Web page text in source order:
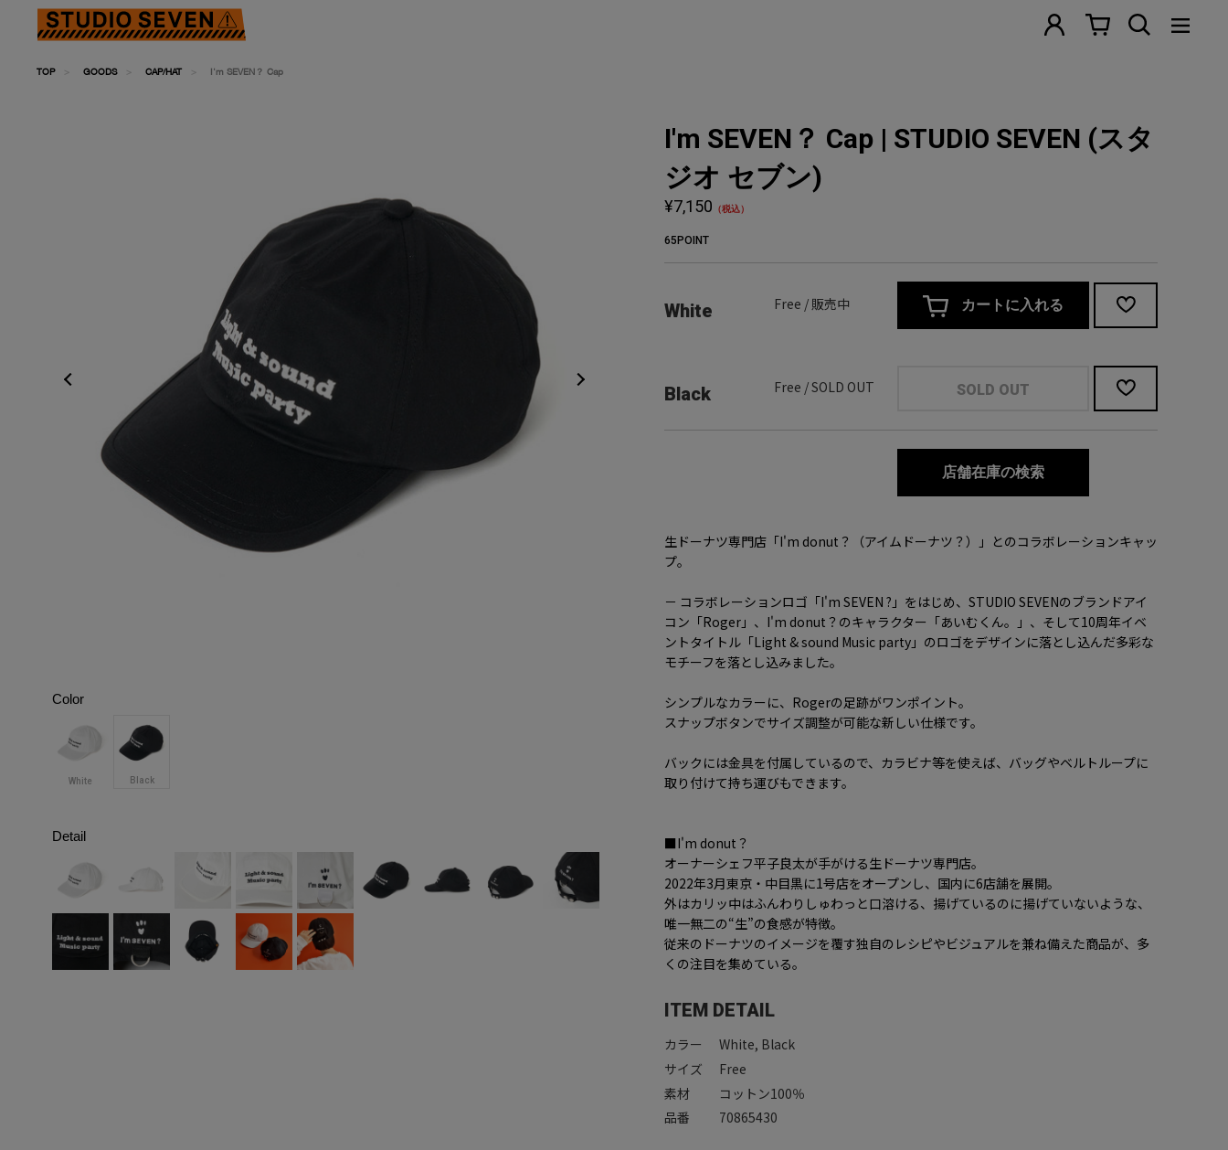
TOP GOODS CAP/HAT I'm SEVEN？ Cap
Color
White Black
Detail
I'm SEVEN？ Cap | STUDIO SEVEN (スタ
ジオ セブン)
¥7,150 （税込）
65POINT
White Free / 販売中 カートに入れる
Black Free / SOLD OUT SOLD OUT
店舗在庫の検索
生ドーナツ専門店「I'm donut？（アイムドーナツ？）」とのコラボレーションキャッ
プ。
－ コラボレーションロゴ「I'm SEVEN ?」をはじめ、STUDIO SEVENのブランドアイ
コン「Roger」、I'm donut？のキャラクター「あいむくん。」、そして10周年イベ
ントタイトル「Light & sound Music party」のロゴをデザインに落とし込んだ多彩な
モチーフを落とし込みました。
シンプルなカラーに、Rogerの足跡がワンポイント。
スナップボタンでサイズ調整が可能な新しい仕様です。
バックには金具を付属しているので、カラビナ等を使えば、バッグやベルトループに
取り付けて持ち運びもできます。
■I'm donut？
オーナーシェフ平子良太が手がける生ドーナツ専門店。
2022年3月東京・中目黒に1号店をオープンし、国内に6店舗を展開。
外はカリッ中はふんわりしゅわっと口溶ける、揚げているのに揚げていないような、
唯一無二の“生”の食感が特徴。
従来のドーナツのイメージを覆す独自のレシピやビジュアルを兼ね備えた商品が、多
くの注目を集めている。
ITEM DETAIL
カラー
White, Black
サイズ
Free
素材
コットン100％
品番
70865430